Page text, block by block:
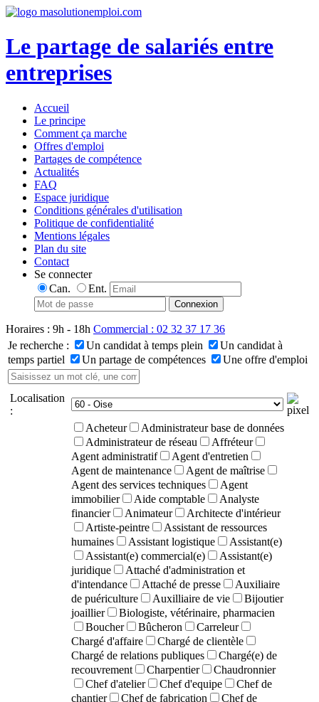
Le partage de salariés entre
entreprises
Accueil
Le principe
Comment ça marche
Offres d'emploi
Partages de compétence
Actualités
FAQ
Espace juridique
Conditions générales d'utilisation
Politique de confidentialité
Mentions légales
Plan du site
Contact
Se connecter
Can.
Ent.
Horaires : 9h - 18h Commercial : 02 32 37 17 36
Je recherche :
Un candidat à temps plein
Un candidat à
temps partiel
Un partage de compétences Une offre d'emploi
Localisation
:
Acheteur
Administrateur base de données
Administrateur de réseau
Affréteur
Agent administratif
Agent d'entretien
Agent de maintenance
Agent de maîtrise
Agent des services techniques
Agent
immobilier
Aide comptable
Analyste
financier
Animateur
Architecte d'intérieur
Artiste-peintre
Assistant de ressources
humaines
Assistant logistique
Assistant(e)
Assistant(e) commercial(e)
Assistant(e)
juridique
Attaché d'administration et
d'intendance
Attaché de presse
Auxiliaire
de puériculture
Auxilliaire de vie
Bijoutier
joaillier
Biologiste, vétérinaire, pharmacien
Boucher
Bûcheron
Carreleur
Chargé d'affaire
Chargé de clientèle
Chargé de relations publiques
Chargé(e) de
recouvrement
Charpentier
Chaudronnier
Chef d'atelier
Chef d'equipe
Chef de
chantier
Chef de fabrication
Chef de